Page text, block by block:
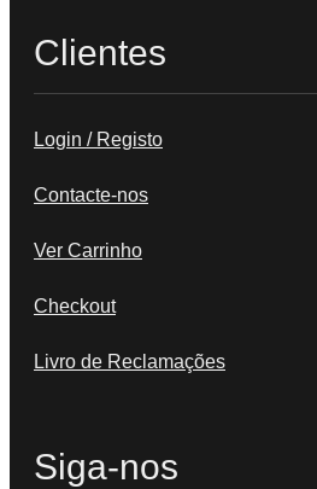
Clientes
Login / Registo
Contacte-nos
Ver Carrinho
Checkout
Livro de Reclamações
Siga-nos